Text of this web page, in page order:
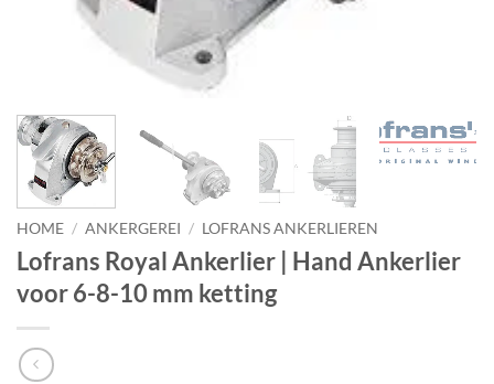
HOME / ANKERGEREI / LOFRANS ANKERLIEREN
Lofrans Royal Ankerlier | Hand Ankerlier
voor 6-8-10 mm ketting